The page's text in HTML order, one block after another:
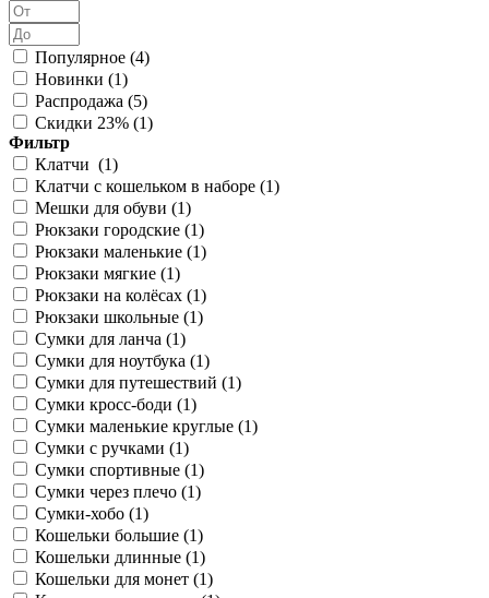
Популярное (4)
Новинки (1)
Распродажа (5)
Скидки 23% (1)
Фильтр
Клатчи (1)
Клатчи с кошельком в наборе (1)
Мешки для обуви (1)
Рюкзаки городские (1)
Рюкзаки маленькие (1)
Рюкзаки мягкие (1)
Рюкзаки на колёсах (1)
Рюкзаки школьные (1)
Сумки для ланча (1)
Сумки для ноутбука (1)
Сумки для путешествий (1)
Сумки кросс-боди (1)
Сумки маленькие круглые (1)
Сумки с ручками (1)
Сумки спортивные (1)
Сумки через плечо (1)
Сумки-хобо (1)
Кошельки большие (1)
Кошельки длинные (1)
Кошельки для монет (1)